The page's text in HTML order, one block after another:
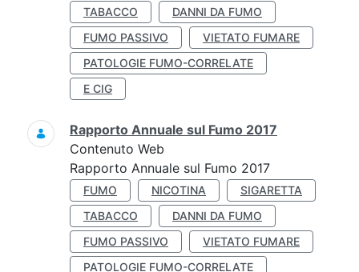
TABACCO
DANNI DA FUMO
FUMO PASSIVO
VIETATO FUMARE
PATOLOGIE FUMO-CORRELATE
E CIG
Rapporto Annuale sul Fumo 2017
Contenuto Web
Rapporto Annuale sul Fumo 2017
FUMO NICOTINA
SIGARETTA
TABACCO
DANNI DA FUMO
FUMO PASSIVO
VIETATO FUMARE
PATOLOGIE FUMO-CORRELATE